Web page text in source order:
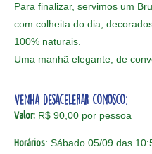
Para finalizar, servimos um
com colheita do dia,
100% naturais.
Uma manhã elegante, de
Venha desacelerar conosco:
Valor: R$ 90,00 por pessoa
Horários: Sábado 05/09 das